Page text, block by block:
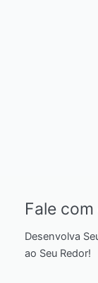
Fale
Desenvolva
ao Seu Redor!